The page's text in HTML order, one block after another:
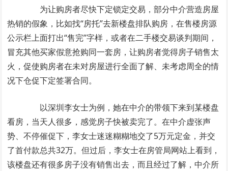
为让购房者尽快下定锁定交易，部分中介营造房屋
热销的假象，比如找“房托”去新楼盘排队购房，在售楼房源
公示栏上面打出“售完”字样，或者在二手楼交易谈判期间，
冒充其他买家假意抢购同一套房，让购房者觉得房子销售太
火，促使购房者在未对房屋进行全面了解、未考虑周全的情
况下仓促下定签署合同。
以深圳李女士为例，她在中介的带领下来到某楼盘
看房，当天人很多，感觉房子快被卖完了。在中介虚张声
势、不停催促下，李女士迷迷糊糊地交了5万元定金，并交
了首付款总共32万。但过后，李女士在房管局网站上看到，
该楼盘还有很多房子没有销售出去，而且经过了解，中介所